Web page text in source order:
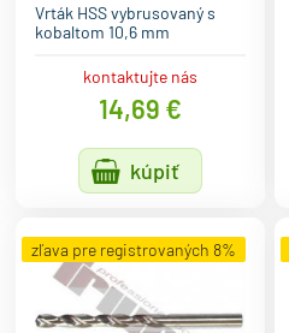
Vrták HSS vybrusovaný s
kobaltom 10,6 mm
kontaktujte nás
14,69 €
kúpiť
zľava pre registrovaných 8%